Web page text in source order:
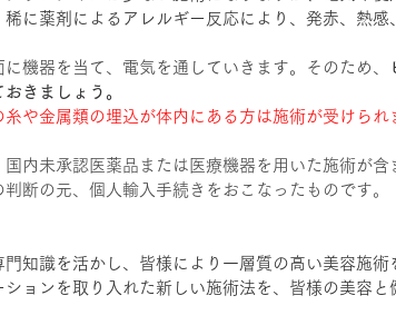
に薬剤によるアレルギー反応により、発赤、熱感
機器を当て、電気を通していきます。そのため、
きましょう。
や金属類の埋込が体内にある方は施術が受けられ
内未承認医薬品または医療機器を用いた施術が含
断の元、個人輸入手続きをおこなったものです。
知識を活かし、皆様により一層質の高い美容施
ョンを取り入れた新しい施術法を、皆様の美容と